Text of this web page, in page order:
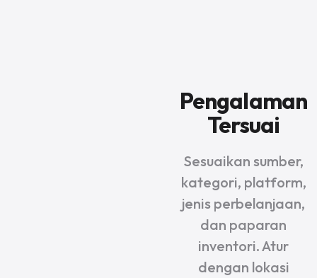
Pengalaman
Tersuai
Sesuaikan sumber,
kategori, platform,
jenis perbelanjaan,
dan paparan
inventori. Atur
dengan lokasi